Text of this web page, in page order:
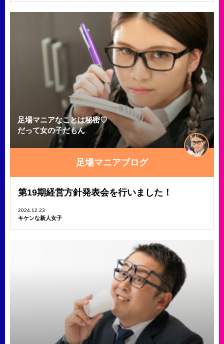
足場マニアなことは秘密♡
だって女の子だもん
足場マニアブログ
第19期経営方針発表会を行いました！
2024.12.23
キケンな新人女子